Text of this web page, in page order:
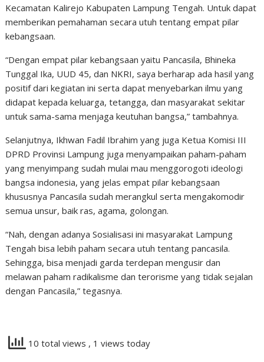
Kecamatan Kalirejo Kabupaten Lampung Tengah. Untuk dapat
memberikan pemahaman secara utuh tentang empat pilar
kebangsaan.
“Dengan empat pilar kebangsaan yaitu Pancasila, Bhineka
Tunggal Ika, UUD 45, dan NKRI, saya berharap ada hasil yang
positif dari kegiatan ini serta dapat menyebarkan ilmu yang
didapat kepada keluarga, tetangga, dan masyarakat sekitar
untuk sama-sama menjaga keutuhan bangsa,” tambahnya.
Selanjutnya, Ikhwan Fadil Ibrahim yang juga Ketua Komisi III
DPRD Provinsi Lampung juga menyampaikan paham-paham
yang menyimpang sudah mulai mau menggorogoti ideologi
bangsa indonesia, yang jelas empat pilar kebangsaan
khususnya Pancasila sudah merangkul serta mengakomodir
semua unsur, baik ras, agama, golongan.
“Nah, dengan adanya Sosialisasi ini masyarakat Lampung
Tengah bisa lebih paham secara utuh tentang pancasila.
Sehingga, bisa menjadi garda terdepan mengusir dan
melawan paham radikalisme dan terorisme yang tidak sejalan
dengan Pancasila,” tegasnya.
10 total views , 1 views today